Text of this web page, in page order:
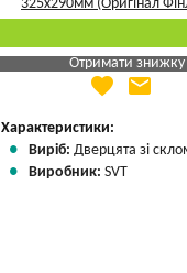
Отримати знижку
Яка Ваша ціна
favorite email
Характеристики:
Виріб: Дверцята зі
Виробник: SVT